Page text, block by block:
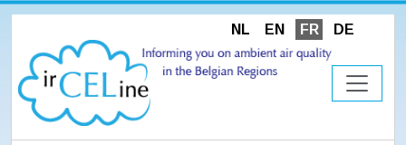
NL EN FR DE